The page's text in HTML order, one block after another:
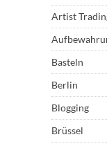
Artist
Basteln
Berlin
Blogging
Brüssel